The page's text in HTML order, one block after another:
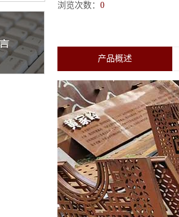
浏览次数：0
产品概述